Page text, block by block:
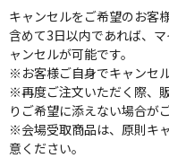
キャンセルをご希望のお客
含めて3日以内であれば、
ャンセルが可能です。
※お客様ご自身でキャンセ
※再度ご注文いただく際、
りご希望に添えない場合が
※会場受取商品は、原則キ
意ください。